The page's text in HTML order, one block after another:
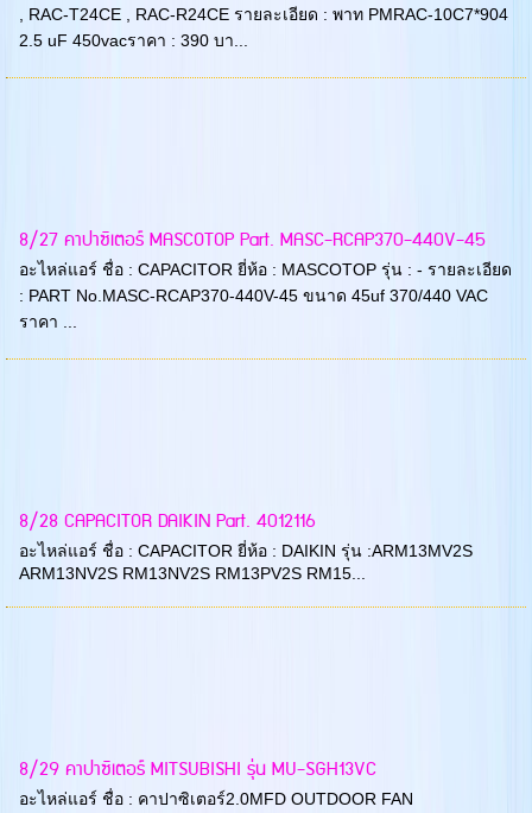
, RAC-T24CE , RAC-R24CE รายละเอียด : พาท PMRAC-10C7*904
2.5 uF 450vacราคา : 390 บา...
8/27 คาปาซิเตอร์ MASCOTOP Part. MASC-RCAP370-440V-45
อะไหล่แอร์ ชื่อ : CAPACITOR ยี่ห้อ : MASCOTOP รุ่น : - รายละเอียด
: PART No.MASC-RCAP370-440V-45 ขนาด 45uf 370/440 VAC
ราคา ...
8/28 CAPACITOR DAIKIN Part. 4012116
อะไหล่แอร์ ชื่อ : CAPACITOR ยี่ห้อ : DAIKIN รุ่น :ARM13MV2S
ARM13NV2S RM13NV2S RM13PV2S RM15...
8/29 คาปาซิเตอร์ MITSUBISHI รุ่น MU-SGH13VC
อะไหล่แอร์ ชื่อ : คาปาซิเตอร์2.0MFD OUTDOOR FAN